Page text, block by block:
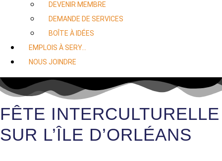
DEVENIR MEMBRE
DEMANDE DE SERVICES
BOÎTE À IDÉES
EMPLOIS À SERY…
NOUS JOINDRE
FÊTE INTERCULTURELLE
SUR L’ÎLE D’ORLÉANS